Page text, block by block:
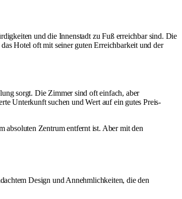
und die Innenstadt zu Fuß erreichbar sind. Die
Hotel oft mit seiner guten Erreichbarkeit und der
sorgt. Die Zimmer sind oft einfach, aber
Unterkunft suchen und Wert auf ein gutes Preis-
absoluten Zentrum entfernt ist. Aber mit den
Design und Annehmlichkeiten, die den